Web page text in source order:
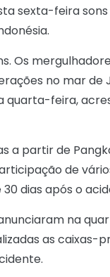
sexta-feira
Os
no mar de
quarta-feira,
a partir de
de
dias após o
na
as caixas-